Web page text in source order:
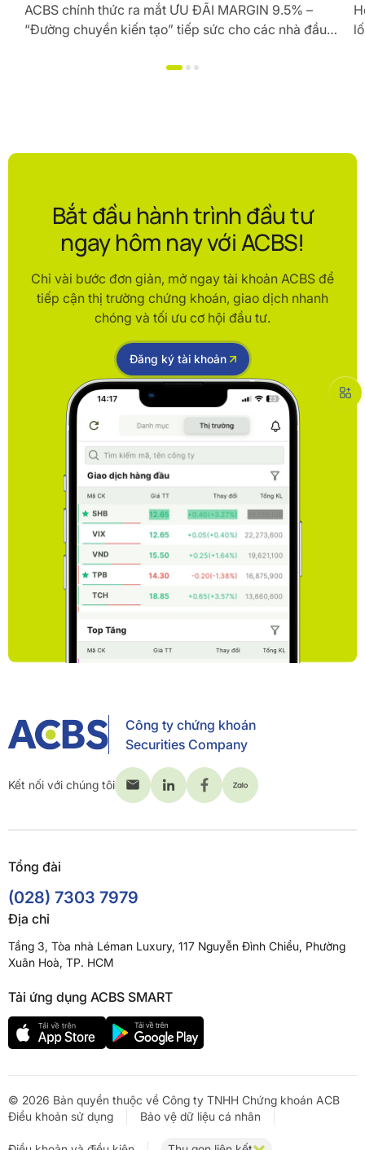
ACBS chính thức ra mắt ƯU ĐÃI MARGIN 9.5% –
“Đường chuyền kiến tạo” tiếp sức cho các nhà đầu
Bắt đầu hành trình đầu tư
ngay hôm nay với ACBS!
Chỉ vài bước đơn giản, mở ngay tài khoản ACBS để
tiếp cận thị trường chứng khoán, giao dịch nhanh
chóng và tối ưu cơ hội đầu tư.
Đăng ký tài khoản
Công ty chứng khoán
Securities Company
Kết nối với chúng tôi
Tổng đài
(028) 7303 7979
Địa chỉ
Tầng 3, Tòa nhà Léman Luxury, 117 Nguyễn Đình Chiểu, Phường
Xuân Hoà, TP. HCM
Tải ứng dụng ACBS SMART
© 2026 Bản quyền thuộc về Công ty TNHH Chứng khoán ACB
Điều khoản sử dụng
Bảo vệ dữ liệu cá nhân